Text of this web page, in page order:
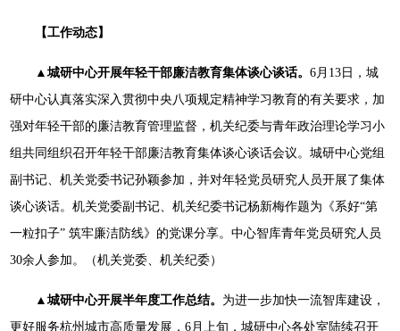
【工作动态】
▲城研中心开展年轻干部廉洁教育集体谈心谈话。6月13日，城
研中心认真落实深入贯彻中央八项规定精神学习教育的有关要求，加
强对年轻干部的廉洁教育管理监督，机关纪委与青年政治理论学习小
组共同组织召开年轻干部廉洁教育集体谈心谈话会议。城研中心党组
副书记、机关党委书记孙颖参加，并对年轻党员研究人员开展了集体
谈心谈话。机关党委副书记、机关纪委书记杨新梅作题为《系好“第
一粒扣子” 筑牢廉洁防线》的党课分享。中心智库青年党员研究人员
30余人参加。（机关党委、机关纪委）
▲城研中心开展半年度工作总结。 为进一步加快一流智库建设，
更好服务杭州城市高质量发展，6月上旬，城研中心各处室陆续召开